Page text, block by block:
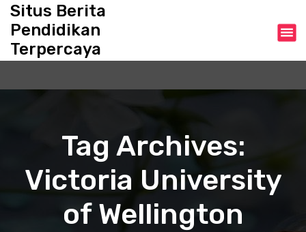
Situs Berita
Pendidikan
Terpercaya
Tag Archives:
Victoria University
of Wellington